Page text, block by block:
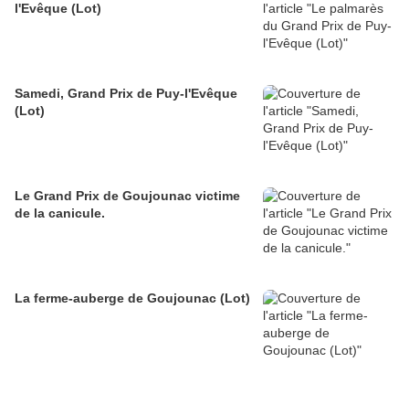
l'Evêque (Lot)
Samedi, Grand Prix de Puy-l'Evêque
(Lot)
Le Grand Prix de Goujounac victime
de la canicule.
La ferme-auberge de Goujounac (Lot)